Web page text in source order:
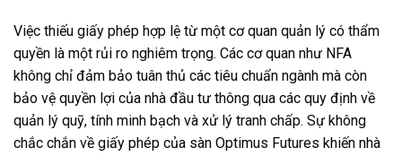
Việc thiếu giấy phép hợp lệ từ một cơ quan quản lý có thẩm
quyền là một rủi ro nghiêm trọng. Các cơ quan như NFA
không chỉ đảm bảo tuân thủ các tiêu chuẩn ngành mà còn
bảo vệ quyền lợi của nhà đầu tư thông qua các quy định về
quản lý quỹ, tính minh bạch và xử lý tranh chấp. Sự không
chắc chắn về giấy phép của sàn Optimus Futures khiến nhà